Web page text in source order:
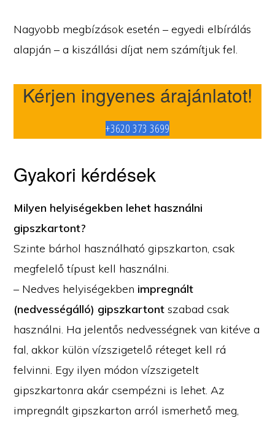
Nagyobb megbízások esetén – egyedi elbírálás
alapján – a kiszállási díjat nem számítjuk fel.
Kérjen ingyenes árajánlatot!
+3620 373 3699
Gyakori kérdések
Milyen helyiségekben lehet használni
gipszkartont?
Szinte bárhol használható gipszkarton, csak
megfelelő típust kell használni.
– Nedves helyiségekben impregnált
(nedvességálló) gipszkartont szabad csak
használni. Ha jelentős nedvességnek van kitéve a
fal, akkor külön vízszigetelő réteget kell rá
felvinni. Egy ilyen módon vízszigetelt
gipszkartonra akár csempézni is lehet. Az
impregnált gipszkarton arról ismerhető meg,